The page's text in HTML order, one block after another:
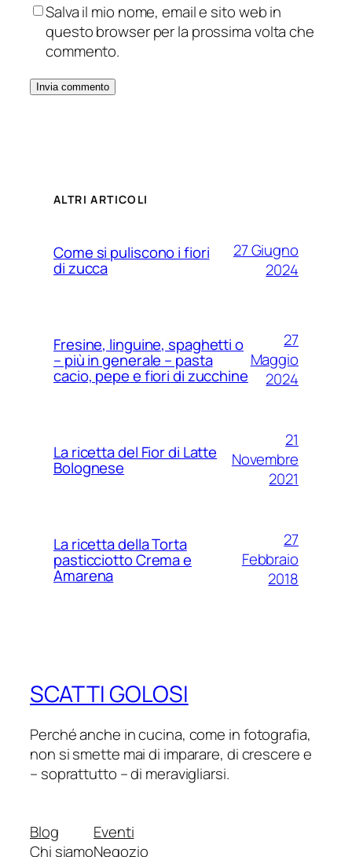
Salva il mio nome, email e sito web in
questo browser per la prossima volta che
commento.
ALTRI ARTICOLI
Come si puliscono i fiori
di zucca
27 Giugno
2024
Fresine, linguine, spaghetti o
– più in generale – pasta
cacio, pepe e fiori di zucchine
27
Maggio
2024
La ricetta del Fior di Latte
Bolognese
21
Novembre
2021
La ricetta della Torta
pasticciotto Crema e
Amarena
27
Febbraio
2018
SCATTI GOLOSI
Perché anche in cucina, come in fotografia,
non si smette mai di imparare, di crescere e
– soprattutto – di meravigliarsi.
Blog
Chi siamo
Eventi
Negozio